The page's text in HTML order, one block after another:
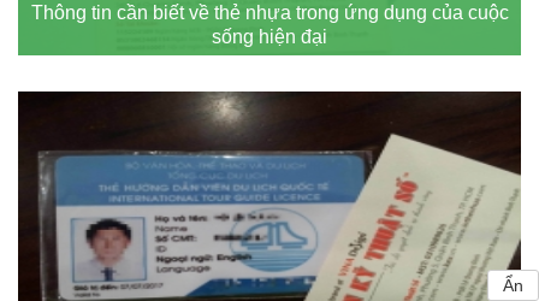
Thông tin cần biết về thẻ nhựa trong ứng dụng của cuộc
sống hiện đại
Ẩn